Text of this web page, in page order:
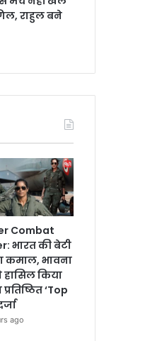
राहुल बने
Combat
भारत की बेटी
कमाल, भावना
किया
‘Top
ago